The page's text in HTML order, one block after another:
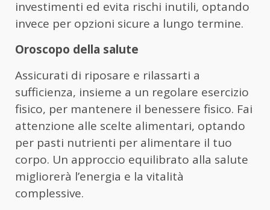
investimenti ed evita rischi inutili, optando
invece per opzioni sicure a lungo termine.
Oroscopo della salute
Assicurati di riposare e rilassarti a
sufficienza, insieme a un regolare esercizio
fisico, per mantenere il benessere fisico. Fai
attenzione alle scelte alimentari, optando
per pasti nutrienti per alimentare il tuo
corpo. Un approccio equilibrato alla salute
migliorerà l’energia e la vitalità
complessive.